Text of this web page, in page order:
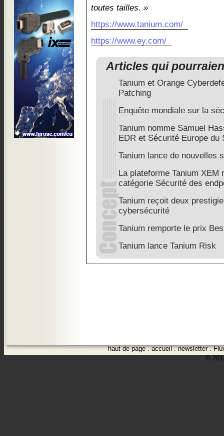
toutes tailles. »
https://www.tanium.com/
https://www.ey.com/
Articles qui
Tanium et Orange
Patching
Enquête mondiale sur la
Tanium nomme Samuel
EDR et Sécurité Europe du
Tanium lance de nouvelles
La plateforme Tanium XEM
catégorie Sécurité des
Tanium reçoit deux
cybersécurité
Tanium remporte le prix
Tanium lance Tanium Risk
haut de page.accueil.newsletter.
©